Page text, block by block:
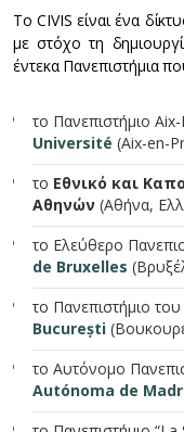
Το CIVIS είναι ένα
με στόχο τη
έντεκα Πανεπιστήμια
το Πανεπιστήμιο
Université (Aix-en-
το Εθνικό και
Αθηνών (Αθήνα,
το Ελεύθερο
de Bruxelles
το Πανεπιστήμιο
București
το Αυτόνομο
Autónoma de